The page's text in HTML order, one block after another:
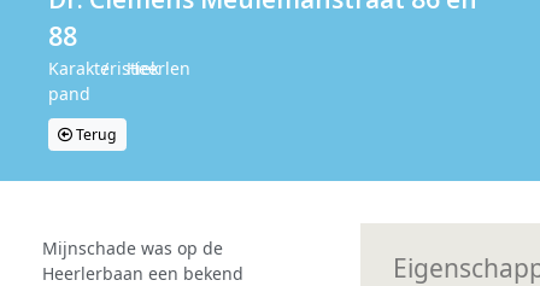
88
Karakteristiek
pand
/ Heerlen
Terug
Mijnschade was op de
Heerlerbaan een bekend